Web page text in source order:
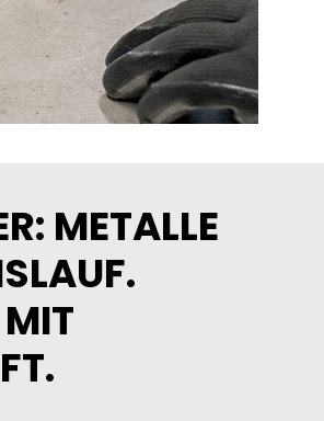
METALLE